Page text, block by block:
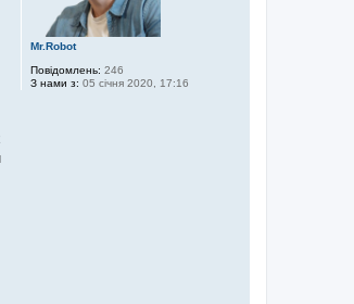
Mr.Robot
Повідомлень: 246
З нами з: 05 січня 2020, 17:16